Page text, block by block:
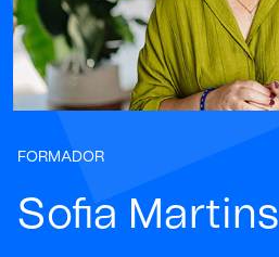
FORMADOR
Sofia Martins